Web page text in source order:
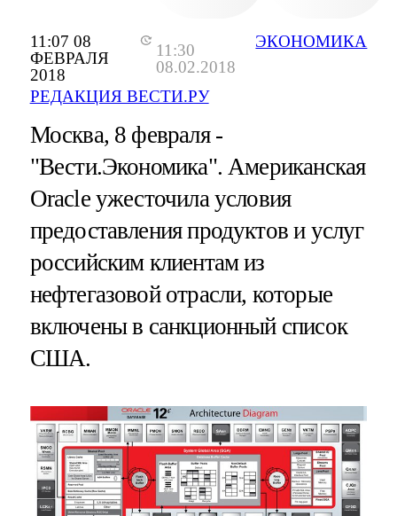
11:07 08
ФЕВРАЛЯ
2018
11:30
08.02.2018
РЕДАКЦИЯ ВЕСТИ.РУ
ЭКОНОМИКА
Москва, 8 февраля -
"Вести.Экономика". Американская
Oracle ужесточила условия
предоставления продуктов и услуг
российским клиентам из
нефтегазовой отрасли, которые
включены в санкционный список
США.